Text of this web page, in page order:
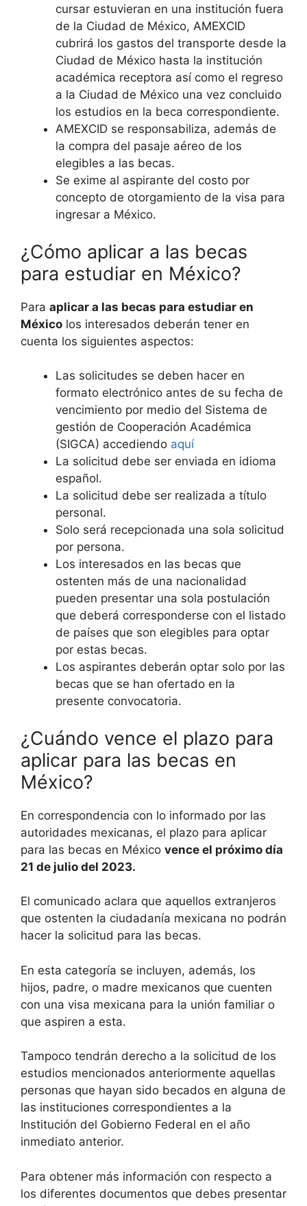
cursar estuvieran en una institución fuera
de la Ciudad de México, AMEXCID
cubrirá los gastos del transporte desde la
Ciudad de México hasta la institución
académica receptora así como el regreso
a la Ciudad de México una vez concluido
los estudios en la beca correspondiente.
AMEXCID se responsabiliza, además de
la compra del pasaje aéreo de los
elegibles a las becas.
Se exime al aspirante del costo por
concepto de otorgamiento de la visa para
ingresar a México.
¿Cómo aplicar a las becas
para estudiar en México?
Para aplicar a las becas para estudiar en
México los interesados deberán tener en
cuenta los siguientes aspectos:
Las solicitudes se deben hacer en
formato electrónico antes de su fecha de
vencimiento por medio del Sistema de
gestión de Cooperación Académica
(SIGCA) accediendo aquí
La solicitud debe ser enviada en idioma
español.
La solicitud debe ser realizada a título
personal.
Solo será recepcionada una sola solicitud
por persona.
Los interesados en las becas que
ostenten más de una nacionalidad
pueden presentar una sola postulación
que deberá corresponderse con el listado
de países que son elegibles para optar
por estas becas.
Los aspirantes deberán optar solo por las
becas que se han ofertado en la
presente convocatoria.
¿Cuándo vence el plazo para
aplicar para las becas en
México?
En correspondencia con lo informado por las
autoridades mexicanas, el plazo para aplicar
para las becas en México vence el próximo día
21 de julio del 2023.
El comunicado aclara que aquellos extranjeros
que ostenten la ciudadanía mexicana no podrán
hacer la solicitud para las becas.
En esta categoría se incluyen, además, los
hijos, padre, o madre mexicanos que cuenten
con una visa mexicana para la unión familiar o
que aspiren a esta.
Tampoco tendrán derecho a la solicitud de los
estudios mencionados anteriormente aquellas
personas que hayan sido becados en alguna de
las instituciones correspondientes a la
Institución del Gobierno Federal en el año
inmediato anterior.
Para obtener más información con respecto a
los diferentes documentos que debes presentar